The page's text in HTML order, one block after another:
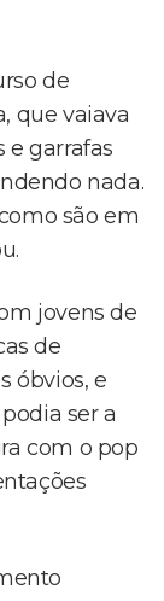
de
que vaiava
e garrafas
nada.
são em
jovens de
de
óbvios, e
ser a
com o pop